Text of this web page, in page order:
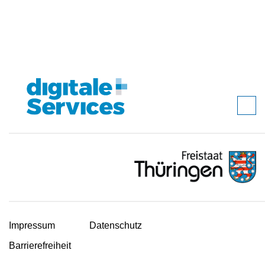
Impressum
Datenschutz
Barrierefreiheit